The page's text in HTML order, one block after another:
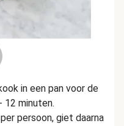
in een pan voor de
12 minuten.
persoon, giet daarna